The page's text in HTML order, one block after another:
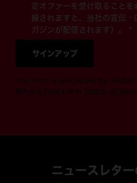
定オファーを受け取ること
録されますと、当社の宣伝・
ガジンが配信されます）。 *
サインアップ
This form is protected by
Privacy Policyand Terms of
ニュースレタ